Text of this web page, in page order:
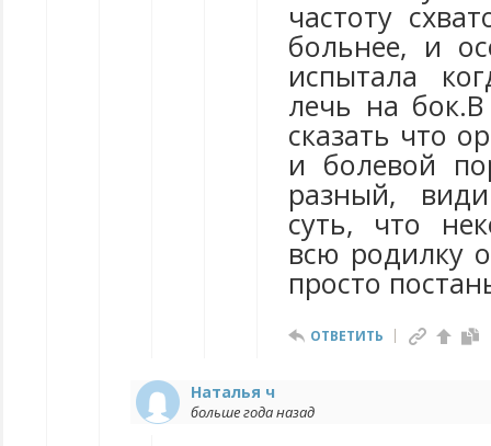
частоту
больнее, и
испытала
лечь на
сказать что
и болевой
разный,
суть, что
всю родилку
просто
ОТВЕТИТЬ
Наталья ч
больше года назад